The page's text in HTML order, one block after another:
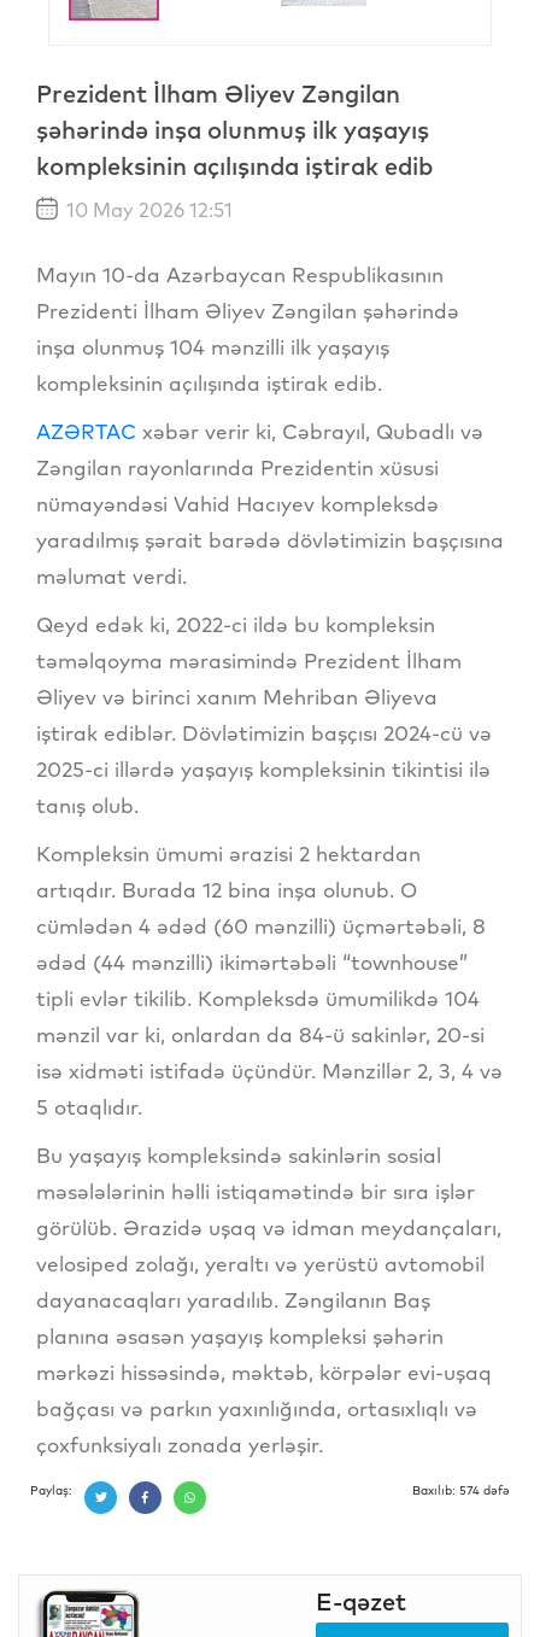
Prezident İlham Əliyev Zəngilan
şəhərində inşa olunmuş ilk yaşayış
kompleksinin açılışında iştirak edib
10 May 2026 12:51
Mayın 10-da Azərbaycan Respublikasının
Prezidenti İlham Əliyev Zəngilan şəhərində
inşa olunmuş 104 mənzilli ilk yaşayış
kompleksinin açılışında iştirak edib.
AZƏRTAC xəbər verir ki, Cəbrayıl, Qubadlı və
Zəngilan rayonlarında Prezidentin xüsusi
nümayəndəsi Vahid Hacıyev kompleksdə
yaradılmış şərait barədə dövlətimizin başçısına
məlumat verdi.
Qeyd edək ki, 2022-ci ildə bu kompleksin
təməlqoyma mərasimində Prezident İlham
Əliyev və birinci xanım Mehriban Əliyeva
iştirak ediblər. Dövlətimizin başçısı 2024-cü və
2025-ci illərdə yaşayış kompleksinin tikintisi ilə
tanış olub.
Kompleksin ümumi ərazisi 2 hektardan
artıqdır. Burada 12 bina inşa olunub. O
cümlədən 4 ədəd (60 mənzilli) üçmərtəbəli, 8
ədəd (44 mənzilli) ikimərtəbəli “townhouse”
tipli evlər tikilib. Kompleksdə ümumilikdə 104
mənzil var ki, onlardan da 84-ü sakinlər, 20-si
isə xidməti istifadə üçündür. Mənzillər 2, 3, 4 və
5 otaqlıdır.
Bu yaşayış kompleksində sakinlərin sosial
məsələlərinin həlli istiqamətində bir sıra işlər
görülüb. Ərazidə uşaq və idman meydançaları,
velosiped zolağı, yeraltı və yerüstü avtomobil
dayanacaqları yaradılıb. Zəngilanın Baş
planına əsasən yaşayış kompleksi şəhərin
mərkəzi hissəsində, məktəb, körpələr evi-uşaq
bağçası və parkın yaxınlığında, ortasıxlıqlı və
çoxfunksiyalı zonada yerləşir.
Paylaş: Baxılıb: 574 dəfə
E-qəzet